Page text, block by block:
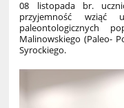
08 listopada br.
przyjemność wziąć
paleontologicznych
Malinowskiego (Paleo-
Syrockiego.